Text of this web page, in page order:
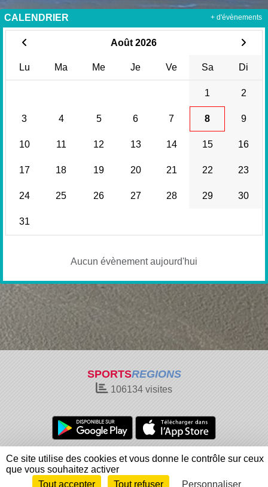
CALENDRIER
Août 2026
Lu Ma Me Je Ve Sa Di
1 2
3 4 5 6 7 8 9
10 11 12 13 14 15 16
17 18 19 20 21 22 23
24 25 26 27 28 29 30
31
Aucun évènement aujourd'hui
+ d'évènements
SPORTSREGIONS
106134 visites
Charte cookies
Gestion des cookies
Informations légales
Signaler un contenu inapproprié
Envie de participer ?
Ce site utilise des cookies et vous donne le contrôle sur ceux
que vous souhaitez activer
Tout accepter
Tout refuser Personnaliser